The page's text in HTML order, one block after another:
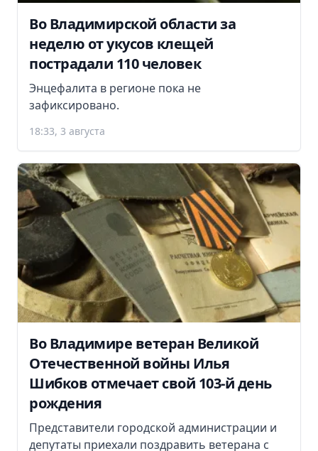
Во Владимирской области за
неделю от укусов клещей
пострадали 110 человек
Энцефалита в регионе пока не
зафиксировано.
18:33, 3 августа
Во Владимире ветеран Великой
Отечественной войны Илья
Шибков отмечает свой 103-й день
рождения
Представители городской администрации и
депутаты приехали поздравить ветерана с